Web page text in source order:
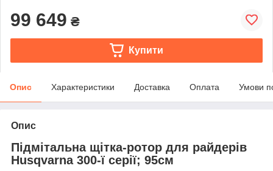
99 649 ₴
Купити
Опис Характеристики Доставка Оплата Умови
Опис
Підмітальна щітка-ротор для райдерів
Husqvarna 300-ї серії; 95см